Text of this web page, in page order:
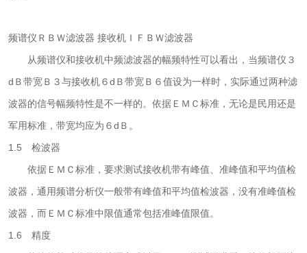
频谱仪ＲＢＷ滤波器 接收机ＩＦＢＷ滤波器
从频谱仪和接收机中频滤波器的幅频特性可以看出，当频谱仪３
dＢ带宽Ｂ３与接收机６dＢ带宽Ｂ６值设为一样时，实际通过两种滤
波器的信号幅频特性是不一样的。依据ＥＭＣ标准，无论是民用还是
军用标准，带宽均应为６dＢ。
1.5 检波器
依据ＥＭＣ标准，要求测试接收机带有峰值、准峰值和平均值检
波器，通用频谱分析仪一般带有峰值和平均值检波器，没有准峰值检
波器，而ＥＭＣ标准中限值通常包括准峰值限值。
1.6 精度